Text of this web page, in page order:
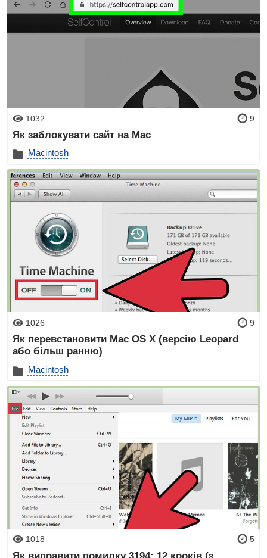
1032 9
Як заблокувати сайт на Mac
Macintosh
1026 9
Як перевстановити Mac OS X (версію Leopard
або більш ранню)
Macintosh
1018 5
Як виправити помилку 3194: 12 кроків (з